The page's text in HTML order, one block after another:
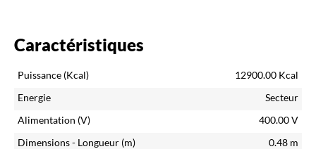
Caractéristiques
Puissance (Kcal) 12900.00 Kcal
Energie
Secteur
Alimentation (V)
400.00V
Dimensions - Longueur (m)
0.48 m